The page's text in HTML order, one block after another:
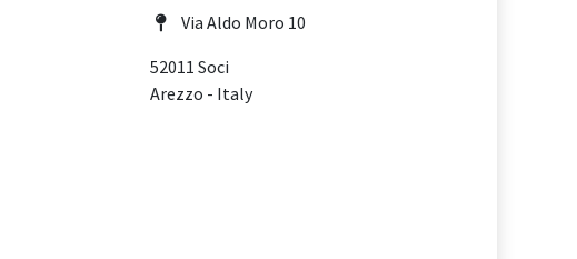
Via Aldo Moro 10
52011 Soci
Arezzo - Italy